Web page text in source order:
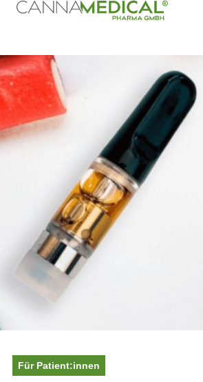
Für Patient:innen